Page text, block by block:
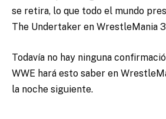
se retira, lo que todo el mundo
The Undertaker en WrestleMania
Todavía no hay ninguna
WWE hará esto saber en
la noche siguiente.